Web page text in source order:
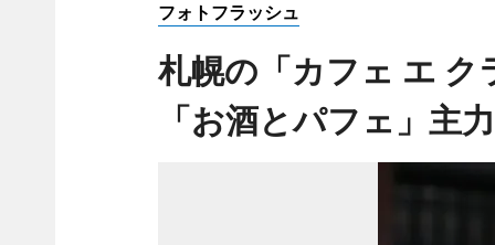
フォトフラッシュ
札幌の「カフェ エ ク
「お酒とパフェ」主